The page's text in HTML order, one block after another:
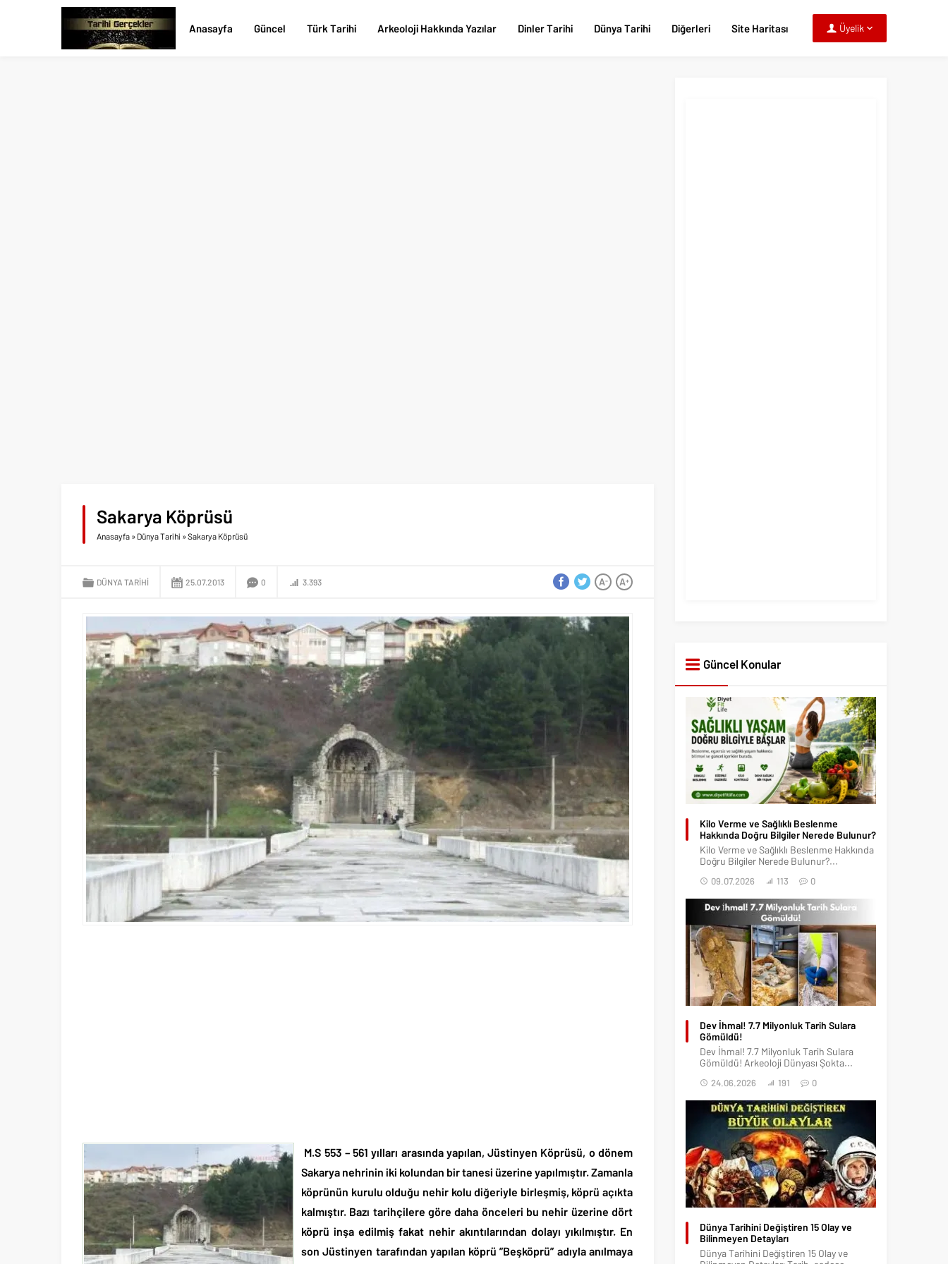
Üyelik
Anasayfa Güncel Türk Tarihi Arkeoloji Hakkında Yazılar Dinler Tarihi Dünya Tarihi Diğerleri Site Haritası
Sakarya Köprüsü
Anasayfa » Dünya Tarihi »Sakarya Köprüsü
DÜNYA TARIHI 25.07.2013 0 3.393 A+
A-
M.S 553 – 561 yılları arasında yapılan, Jüstinyen Köprüsü, o dönem
Sakarya nehrinin iki kolundan bir tanesi üzerine yapılmıştır. Zamanla
köprünün kurulu olduğu nehir kolu diğeriyle birleşmiş, köprü açıkta
kalmıştır. Bazı tarihçilere göre daha önceleri bu nehir üzerine dört
köprü inşa edilmiş fakat nehir akıntılarından dolayı yıkılmıştır. En
son Jüstinyen tarafından yapılan köprü ”Beşköprü” adıyla anılmaya
Güncel Konular
Kilo Verme ve Sağlıklı Beslenme
Hakkında Doğru Bilgiler Nerede Bulunur?
Kilo Verme ve Sağlıklı Beslenme Hakkında
Doğru Bilgiler Nerede Bulunur?...
09.07.2026 113 0
Dev İhmal! 7.7 Milyonluk Tarih Sulara
Gömüldü!
Dev İhmal! 7.7 Milyonluk Tarih Sulara
Gömüldü! Arkeoloji Dünyası Şokta...
24.06.2026 191 0
Dünya Tarihini Değiştiren 15 Olay ve
Bilinmeyen Detayları
Dünya Tarihini Değiştiren 15 Olay ve